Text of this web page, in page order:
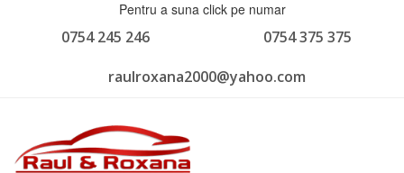
Pentru a suna click pe numar
0754 375 375
0754 245 246
raulroxana2000@yahoo.com